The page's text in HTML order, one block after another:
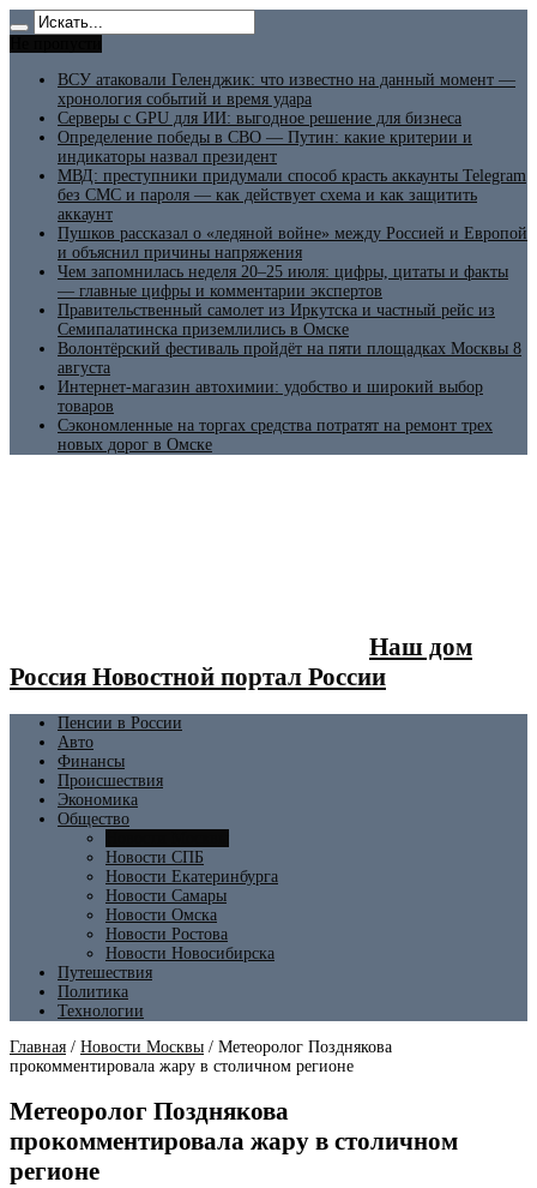
ВСУ атаковали Геленджик: что известно на данный момент —
хронология событий и время удара
Серверы с GPU для ИИ: выгодное решение для бизнеса
Определение победы в СВО — Путин: какие критерии и
индикаторы назвал президент
МВД: преступники придумали способ красть аккаунты Telegram
без СМС и пароля — как действует схема и как защитить
аккаунт
Пушков рассказал о «ледяной войне» между Россией и Европой
и объяснил причины напряжения
Чем запомнилась неделя 20–25 июля: цифры, цитаты и факты
— главные цифры и комментарии экспертов
Правительственный самолет из Иркутска и частный рейс из
Семипалатинска приземлились в Омске
Волонтёрский фестиваль пройдёт на пяти площадках Москвы 8
августа
Интернет-магазин автохимии: удобство и широкий выбор
товаров
Сэкономленные на торгах средства потратят на ремонт трех
новых дорог в Омске
Наш дом
Россия Новостной портал России
Пенсии в России
Авто
Финансы
Происшествия
Экономика
Общество
Новости СПБ
Новости Екатеринбурга
Новости Самары
Новости Омска
Новости Ростова
Новости Новосибирска
Путешествия
Политика
Технологии
Главная / Новости Москвы / Метеоролог Позднякова
прокомментировала жару в столичном регионе
Метеоролог Позднякова
прокомментировала жару в столичном
регионе